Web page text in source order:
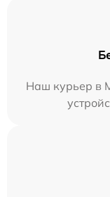
Наш курьер в